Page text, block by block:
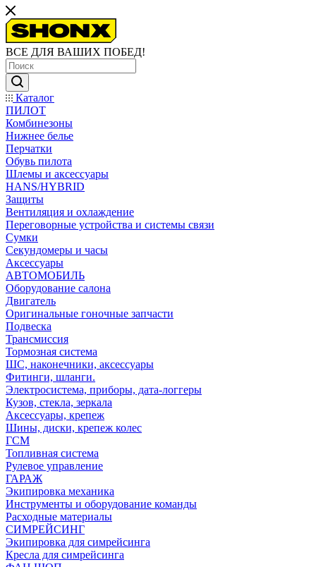
ВСЕ ДЛЯ ВАШИХ ПОБЕД!
Каталог
ПИЛОТ
Комбинезоны
Нижнее белье
Перчатки
Обувь пилота
Шлемы и аксессуары
HANS/HYBRID
Защиты
Вентиляция и охлаждение
Переговорные устройства и системы связи
Сумки
Секундомеры и часы
Аксессуары
АВТОМОБИЛЬ
Оборудование салона
Двигатель
Оригинальные гоночные запчасти
Подвеска
Трансмиссия
Тормозная система
ШС, наконечники, аксессуары
Фитинги, шланги.
Электросистема, приборы, дата-логгеры
Кузов, стекла, зеркала
Аксессуары, крепеж
Шины, диски, крепеж колес
ГСМ
Топливная система
Рулевое управление
ГАРАЖ
Экипировка механика
Инструменты и оборудование команды
Расходные материалы
СИМРЕЙСИНГ
Экипировка для симрейсинга
Кресла для симрейсинга